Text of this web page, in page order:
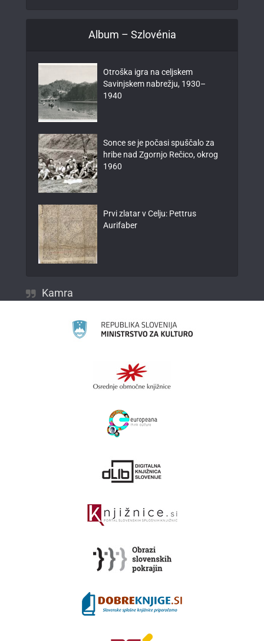
Album – Szlovénia
Otroška igra na celjskem
Savinjskem nabrežju, 1930–
1940
Sonce se je počasi spuščalo za
hribe nad Zgornjo Rečico, okrog
1960
Prvi zlatar v Celju: Pettrus
Aurifaber
Kamra